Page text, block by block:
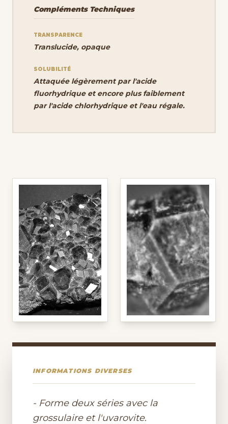
Compléments Techniques
TRANSPARENCE
Translucide, opaque
SOLUBILITÉ
Attaquée légèrement par l'acide
fluorhydrique et encore plus faiblement
par l'acide chlorhydrique et l'eau régale.
INFORMATIONS DIVERSES
- Forme deux séries avec la
grossulaire et l'uvarovite.